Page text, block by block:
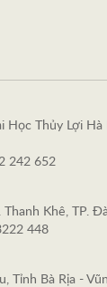
Học Thủy Lợi Hà
242 652
Thanh Khê, TP.
448
Tỉnh Bà Rịa -